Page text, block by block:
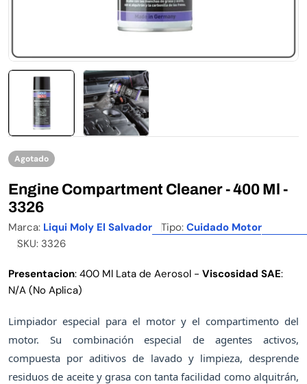
Agotado
Engine Compartment Cleaner - 400 Ml -
3326
Marca: Liqui Moly El Salvador Tipo: Cuidado Motor
SKU: 3326
Presentacion: 400 Ml Lata de Aerosol - Viscosidad SAE:
N/A (No Aplica)
Limpiador especial para el motor y el compartimento del
motor. Su combinación especial de agentes activos,
compuesta por aditivos de lavado y limpieza, desprende
residuos de aceite y grasa con tanta facilidad como alquitrán,